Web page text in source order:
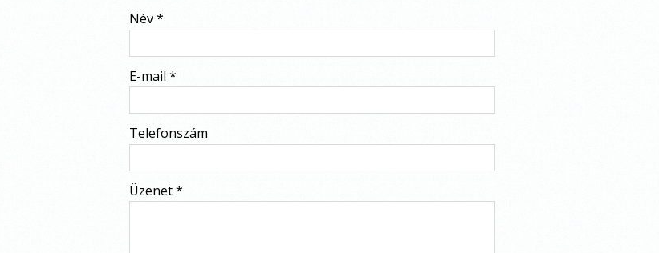
-
Név*
E-mail*
Telefonszám
Üzenet*